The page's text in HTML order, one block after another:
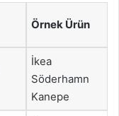
Örnek Ürün
İkea
Söderhamn
Kanepe